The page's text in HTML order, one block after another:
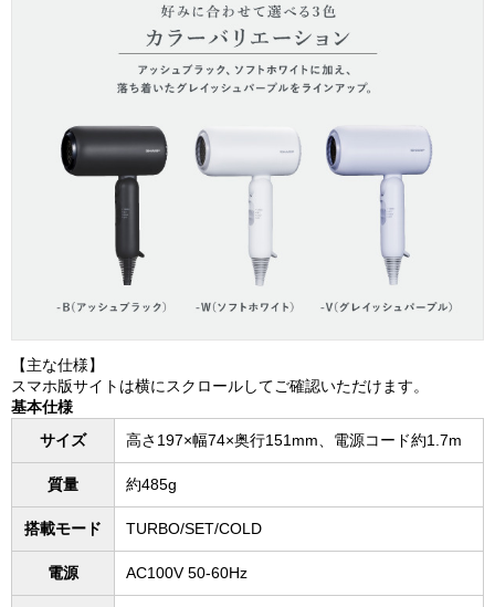
【主な仕様】
スマホ版サイトは横にスクロールしてご確認いただけます。
基本仕様
サイズ
高さ197×幅74×奥行151mm、電源コード約1.7m
質量 約485g
搭載モード TURBO/SET/COLD
電源 AC100V 50-60Hz